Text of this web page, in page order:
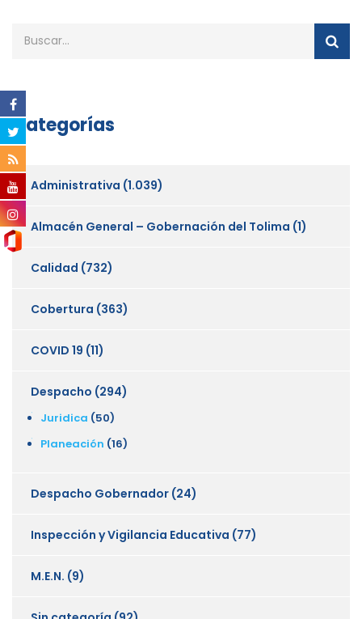
Categorías
Administrativa (1.039)
Almacén General – Gobernación del Tolima (1)
Calidad (732)
Cobertura (363)
COVID 19 (11)
Despacho (294)
Juridica (50)
Planeación (16)
Despacho Gobernador (24)
Inspección y Vigilancia Educativa (77)
M.E.N. (9)